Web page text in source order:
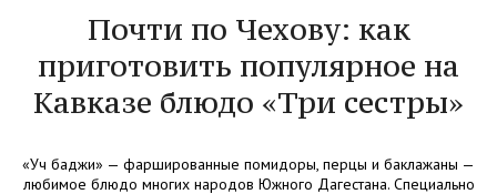
Почти по Чехову: как
приготовить популярное на
Кавказе блюдо «Три сестры»
«Уч баджи» — фаршированные помидоры, перцы и баклажаны —
любимое блюдо многих народов Южного Дагестана. Специально